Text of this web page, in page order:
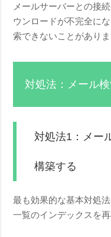
メールサーバーとの接
ウンロードが不完全に
索できないことがありま
対処法：メール
対処法1：メー
構築する
最も効果的な基本対処
一覧のインデックスを再